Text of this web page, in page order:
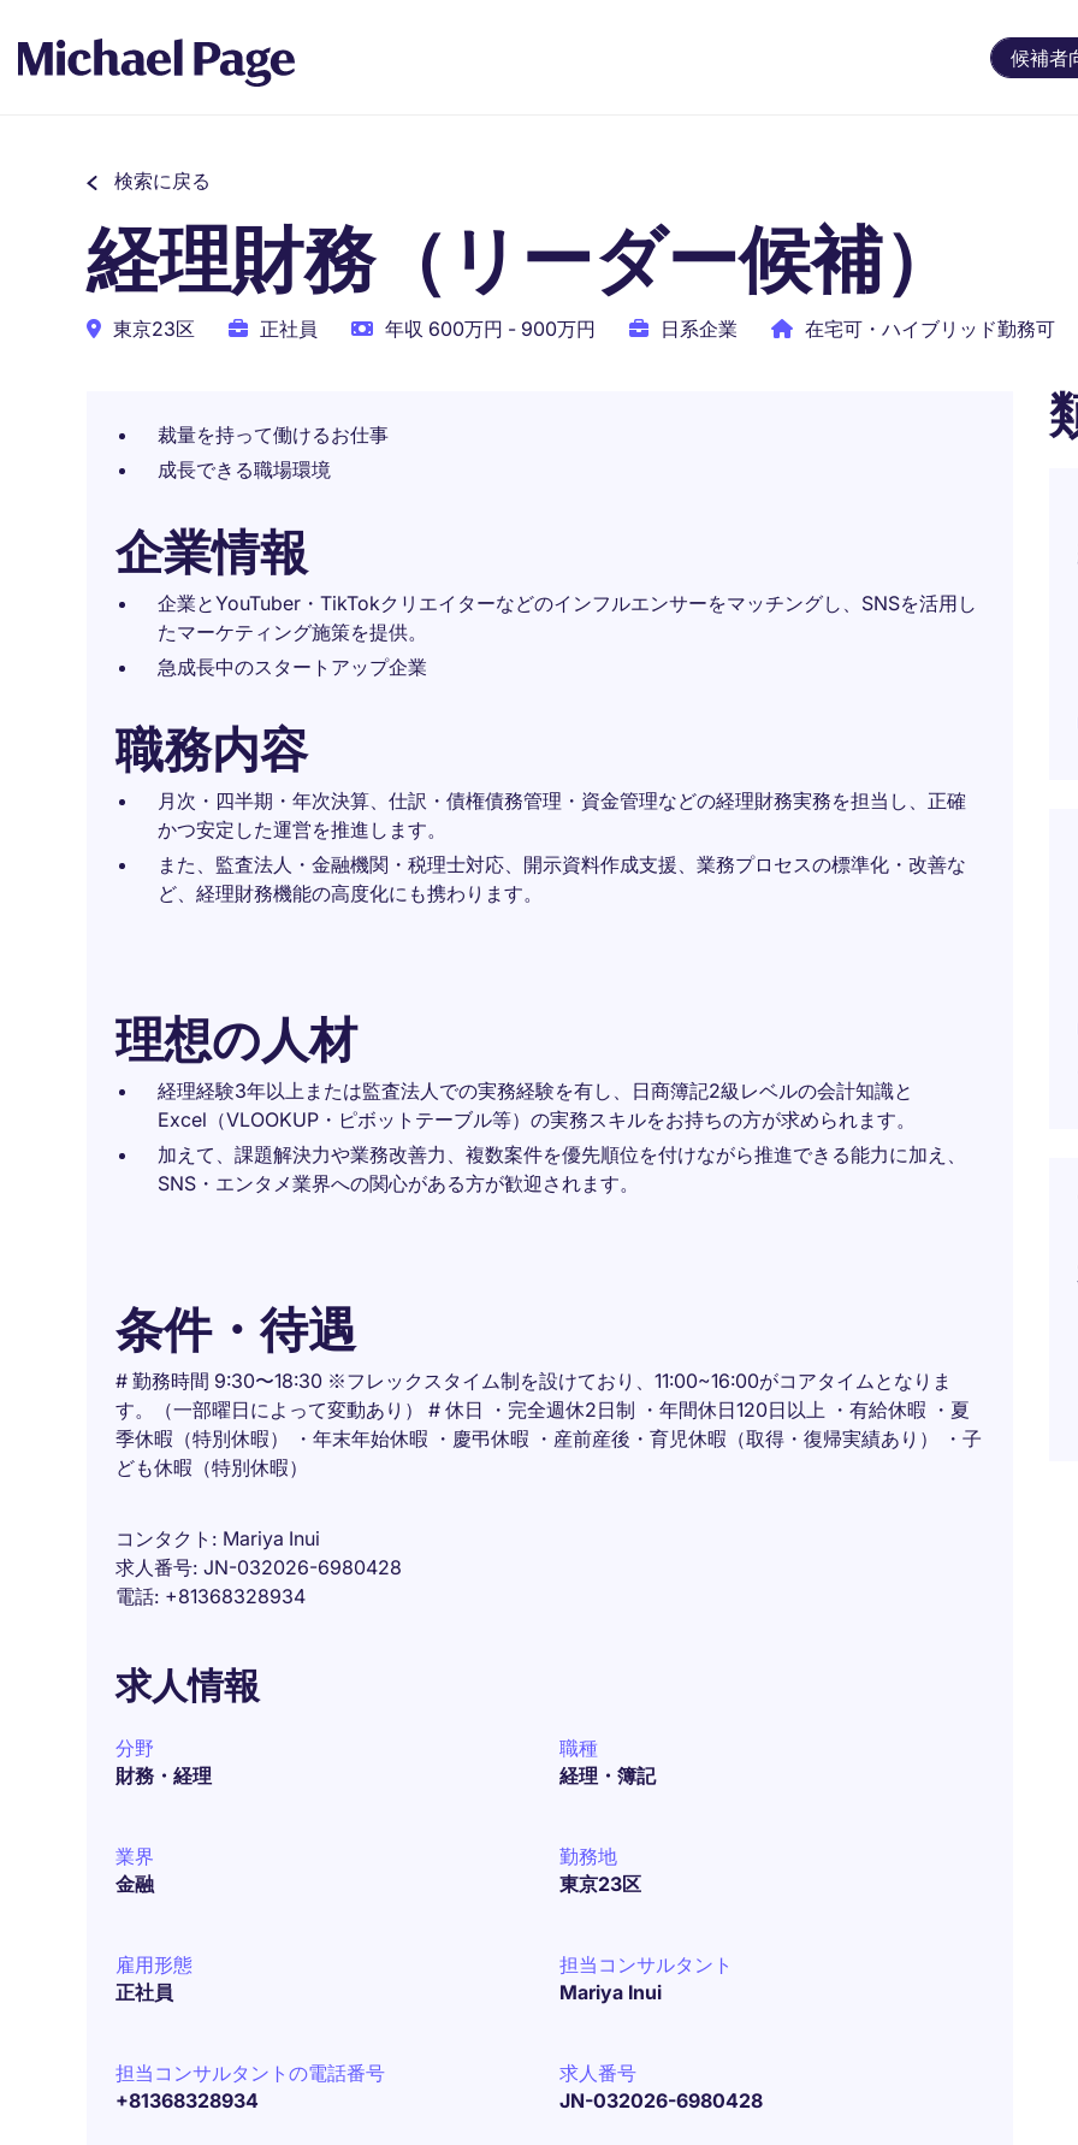
候補者
検索に戻る
経理財務（リーダー候補）
東京23区 正社員 年収 600万円 - 900万円 日系企業 在宅可・ハイブリッド勤務可
裁量を持って働けるお仕事
成長できる職場環境
企業情報
企業とYouTuber・TikTokクリエイターなどのインフルエンサーをマッチングし、SNSを活用し
たマーケティング施策を提供。
急成長中のスタートアップ企業
職務内容
月次・四半期・年次決算、仕訳・債権債務管理・資金管理などの経理財務実務を担当し、正確
かつ安定した運営を推進します。
また、監査法人・金融機関・税理士対応、開示資料作成支援、業務プロセスの標準化・改善な
ど、経理財務機能の高度化にも携わります。
理想の人材
経理経験3年以上または監査法人での実務経験を有し、日商簿記2級レベルの会計知識と
Excel（VLOOKUP・ピボットテーブル等）の実務スキルをお持ちの方が求められます。
加えて、課題解決力や業務改善力、複数案件を優先順位を付けながら推進できる能力に加え、
SNS・エンタメ業界への関心がある方が歓迎されます。
条件・待遇
# 勤務時間 9:30〜18:30 ※フレックスタイム制を設けており、11:00~16:00がコアタイムとなりま
す。（一部曜日によって変動あり） # 休日 ・完全週休2日制 ・年間休日120日以上 ・有給休暇 ・夏
季休暇（特別休暇） ・年末年始休暇 ・慶弔休暇 ・産前産後・育児休暇（取得・復帰実績あり） ・子
ども休暇（特別休暇）
コンタクト
Mariya Inui
求人番号 JN-032026-6980428
電話 +81368328934
求人情報
分野
財務・経理
職種
経理・簿記
業界
金融
勤務地
東京23区
雇用形態
正社員
担当コンサルタント
Mariya Inui
担当コンサルタントの電話番号
+81368328934
求人番号
JN-032026-6980428